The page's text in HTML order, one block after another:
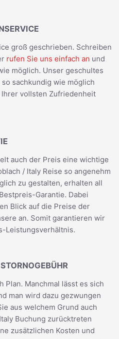
groß geschrieben. Schreiben
rufen Sie uns einfach an und
möglich. Unser geschultes
sachkundig wie möglich
vollsten Zufriedenheit
auch der Preis eine wichtige
/ Italy Reise so angenehm
zu gestalten, erhalten all
Garantie. Dabei
Blick auf die Preise der
an. Somit garantieren wir
Leistungsverhältnis.
Plan. Manchmal lässt es sich
man wird dazu gezwungen
aus welchem Grund auch
Buchung zurücktreten
zusätzlichen Kosten und